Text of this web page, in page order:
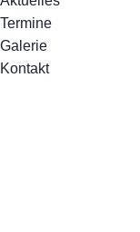
Termine
Galerie
Kontakt